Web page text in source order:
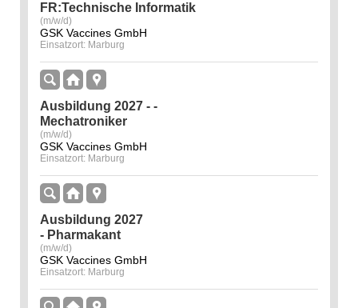
FR:Technische Informatik
(m/w/d)
GSK Vaccines GmbH
Einsatzort: Marburg
Ausbildung 2027 - ­
Mechatroniker
(m/w/d)
GSK Vaccines GmbH
Einsatzort: Marburg
Ausbildung 2027
- Pharmakant
(m/w/d)
GSK Vaccines GmbH
Einsatzort: Marburg